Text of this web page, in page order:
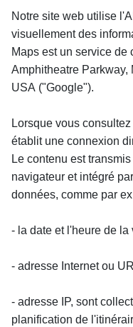
Notre site web utilise
visuellement des
Maps est un service de
Amphitheatre Parkway,
USA ("Google").
Lorsque vous
établit une connexion
Le contenu est
navigateur et intégré
données, comme par
- la date et l'heure de
- adresse Internet ou
- adresse IP, sont
planification de